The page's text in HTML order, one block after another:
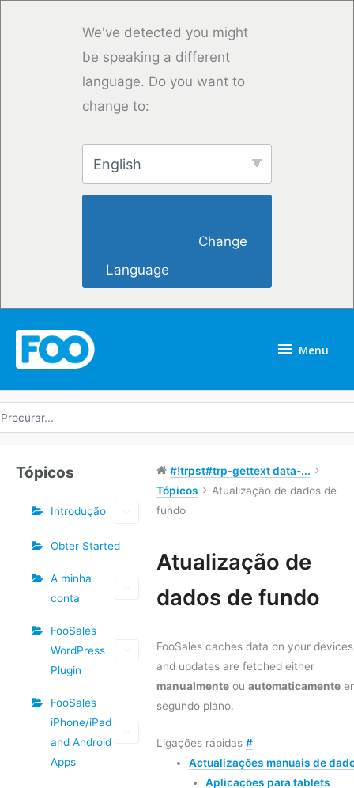
We've detected you might
be speaking a different
language. Do you want to
change to:
English
Language
Menu
Tópicos
Introdução
Obter Started
A minha
conta
FooSales
WordPress
Plugin
FooSales
iPhone/iPad
and Android
Apps
#!trpst#trp-gettext data-...
Tópicos
Atualização de dados de
fundo
Atualização de
dados de fundo
FooSales caches data on your devices
and updates are fetched either
manualmente ou automaticamente
segundo plano.
Ligações rápidas #
Actualizações manuais de
Aplicações para tablets
Etiquetas
do